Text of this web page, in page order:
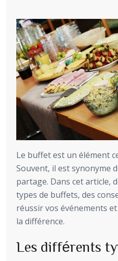
Le buffet est un élément
Souvent, il est synonyme
partage. Dans cet article,
types de buffets, des
réussir vos événements
la différence.
Les différents